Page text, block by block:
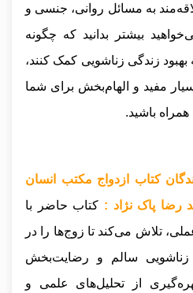
به مسائل روانی، جنسی و
بیشتر بدانید که چگونه
بهبود زندگی زناشویی کمک کنند،
مفید و الهام‌بخش برای شما
همراه باشید.
کتاب ازدواج مکتب انسان
پاک نژاد : کتاب حاضر با
تلاش می‌کند تا زوج‌ها را در
سالم و رضایت‌بخش
از تحلیل‌های علمی و